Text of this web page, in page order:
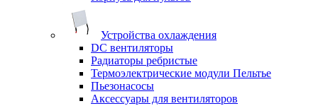
Устройства охлаждения
DC вентиляторы
Радиаторы ребристые
Термоэлектрические модули Пельтье
Пьезонасосы
Аксессуары для вентиляторов